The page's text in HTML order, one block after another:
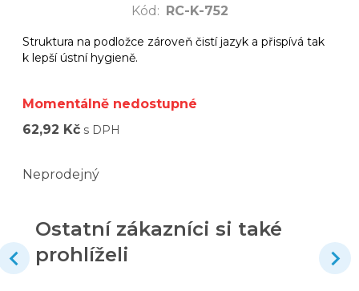
Kód : RC-K-752
Struktura na podložce zároveň čistí jazyk a přispívá tak
k lepší ústní hygieně.
Momentálně nedostupné
62,92 Kč s DPH
Neprodejný
Ostatní zákazníci si také
prohlíželi